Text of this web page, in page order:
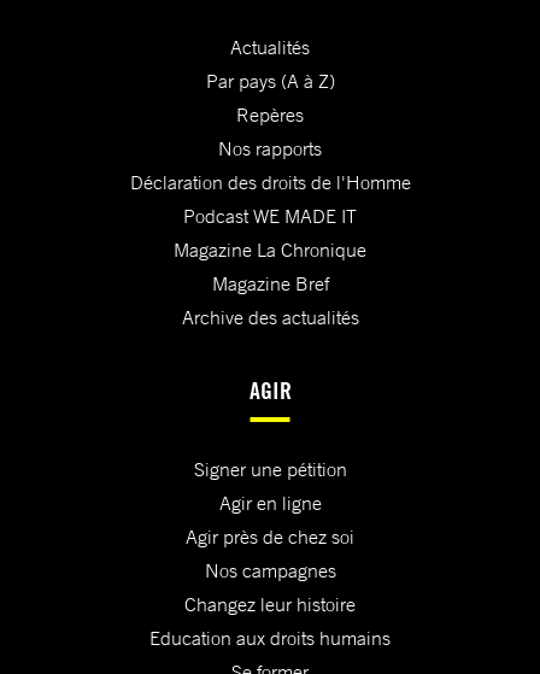
Actualités
Par pays (A à Z)
Repères
Nos rapports
Déclaration des droits de l'Homme
Podcast WE MADE IT
Magazine La Chronique
Magazine Bref
Archive des actualités
AGIR
Signer une pétition
Agir en ligne
Agir près de chez soi
Nos campagnes
Changez leur histoire
Education aux droits humains